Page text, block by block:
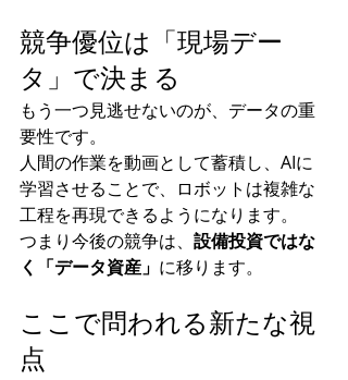
競争優位は「現場デー
タ」で決まる
もう一つ見逃せないのが、データの重
要性です。
人間の作業を動画として蓄積し、AIに
学習させることで、ロボットは複雑な
工程を再現できるようになります。
つまり今後の競争は、 設備投資ではな
く「データ資産」 に移ります。
ここで問われる新たな視
点